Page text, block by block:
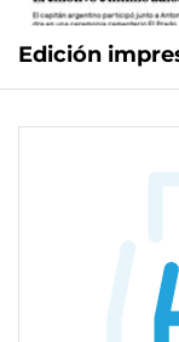
Edición